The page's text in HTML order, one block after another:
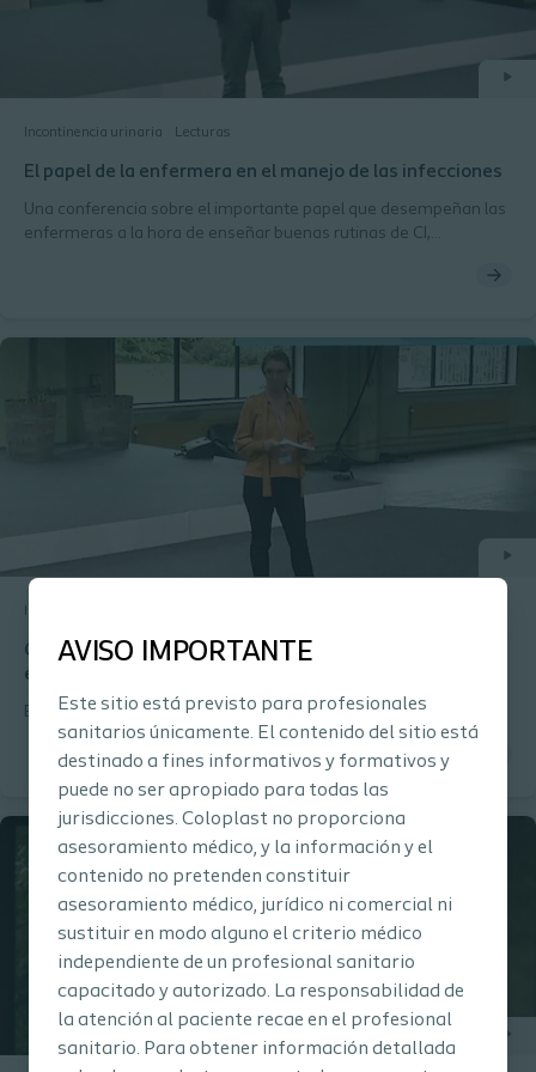
AVISO IMPORTANTE
Este sitio está previsto para profesionales
sanitarios únicamente. El contenido del sitio está
destinado a fines informativos y formativos y
puede no ser apropiado para todas las
jurisdicciones. Coloplast no proporciona
asesoramiento médico, y la información y el
contenido no pretenden constituir
asesoramiento médico, jurídico ni comercial ni
sustituir en modo alguno el criterio médico
independiente de un profesional sanitario
capacitado y autorizado. La responsabilidad de
la atención al paciente recae en el profesional
sanitario. Para obtener información detallada
Incontinencia urinaria Lecturas
El papel de la enfermera en el manejo de las infecciones
Una conferencia sobre el importante papel que desempeñan las
enfermeras a la hora de enseñar buenas rutinas de CI,
Coloplast Talks - Participación de pacientes y familiares
en la formación en el CI
Es importante que los pacientes y sus familiares participen en
las decisiones relativas al autosondaje intermitente. Aprende por
qué - y cómo hacerlo.